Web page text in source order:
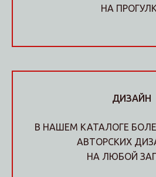
НА
ДИЗАЙН
В НАШЕМ КАТАЛОГЕ
АВТОРСКИХ
НА ЛЮБОЙ